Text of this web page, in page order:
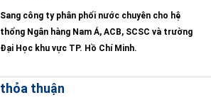
Sang công ty phân phối nước chuyên cho hệ
thống Ngân hàng Nam Á, ACB, SCSC và trường
Đại Học khu vực TP. Hồ Chí Minh.
thỏa thuận